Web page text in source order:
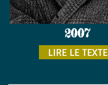
2007
LIRE LE TEXTE